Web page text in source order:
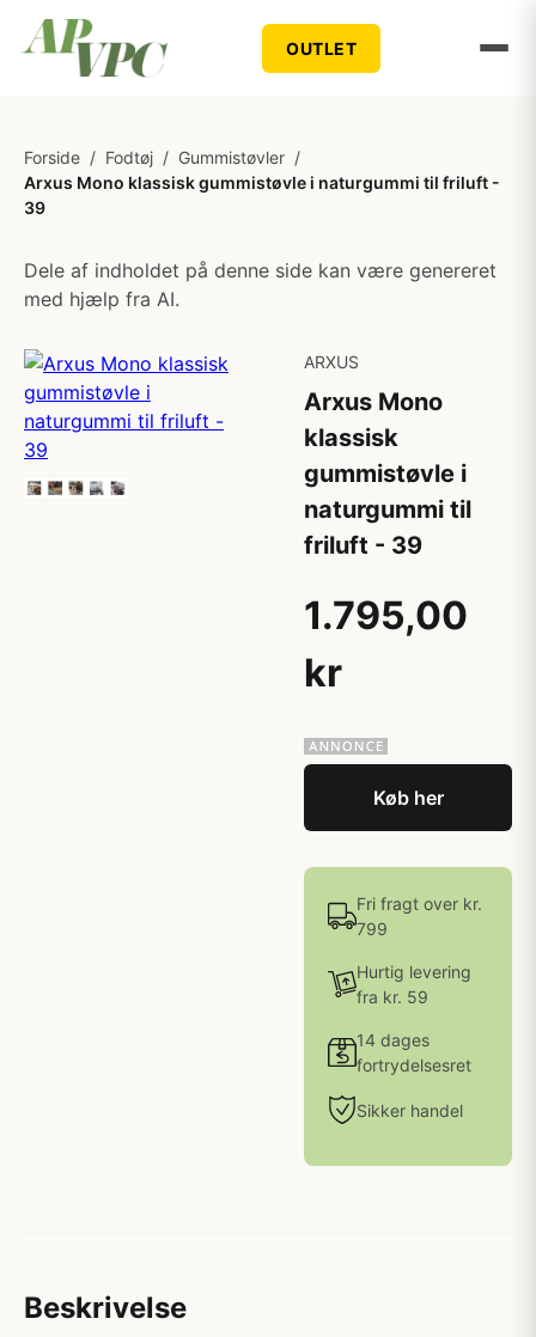
OUTLET
Forside / Fodtøj / Gummistøvler /
Arxus Mono klassisk gummistøvle i naturgummi til friluft -
39
Dele af indholdet på denne side kan være genereret
med hjælp fra AI.
ARXUS
Arxus Mono
klassisk
gummistøvle i
naturgummi til
friluft - 39
1.795,00
kr
Køb her
Fri fragt over kr.
799
Hurtig levering
fra kr. 59
14 dages
fortrydelsesret
Sikker handel
Beskrivelse